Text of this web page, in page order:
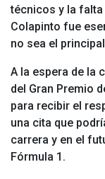
técnicos y la
Colapinto fue
no sea el
A la espera de la
del Gran Premio
para recibir el
una cita que
carrera y en el
Fórmula 1.